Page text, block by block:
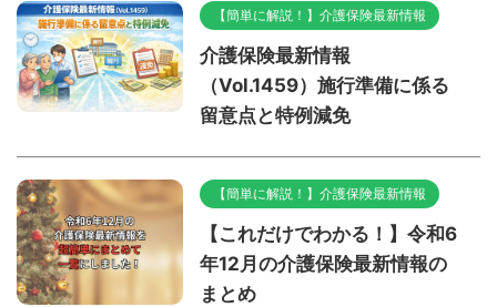
【簡単に解説！】介護保険最新情報
介護保険最新情報
（Vol.1459）施行準備に係る
留意点と特例減免
【簡単に解説！】介護保険最新情報
【これだけでわかる！】令和6
年12月の介護保険最新情報の
まとめ